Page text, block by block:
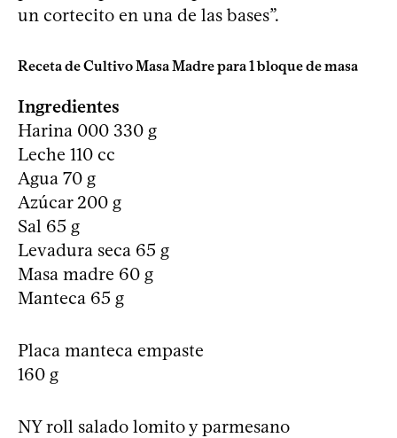
un cortecito en una de las bases”.
Receta de Cultivo Masa Madre para 1 bloque de masa
Ingredientes
Harina 000 330 g
Leche 110 cc
Agua 70 g
Azúcar 200 g
Sal 65 g
Levadura seca 65 g
Masa madre 60 g
Manteca 65 g
Placa manteca empaste
160 g
NY roll salado lomito y parmesano